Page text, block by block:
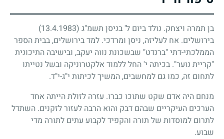
בן תמרה ויצחק. נולד ביום ל' בניסן תשמ"ג (13.4.1983)
בירושלים. אח לעליזה, ניסן ומרדכי. למד בירושלים, בבית הספר
הממלכתי-דתי "ברנדט" שבשכונת נווה יעקב, ובישיבה התיכונית
"קריית נוער". בכיתה י' החל ללמוד אלקטרוניקה ובשל נטייתו
לתחום זה, כמו גם למחשבים, המשיך לכיתות י"ג-י"ד.
מנחם היה אדם שקט שתוכו כברו. עזרה לזולת הייתה אחד
הערכים העיקריים שבהם דבק והוא הרבה לעזור לזקנים. השתדל
לתרום למוסדות של תורה והקפיד לקבוע עתים לתורה מדי
שבוע.